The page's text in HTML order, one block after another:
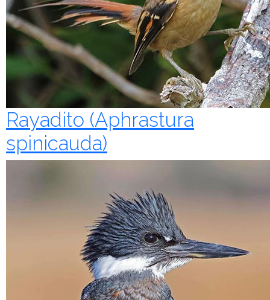
Rayadito (Aphrastura
spinicauda)